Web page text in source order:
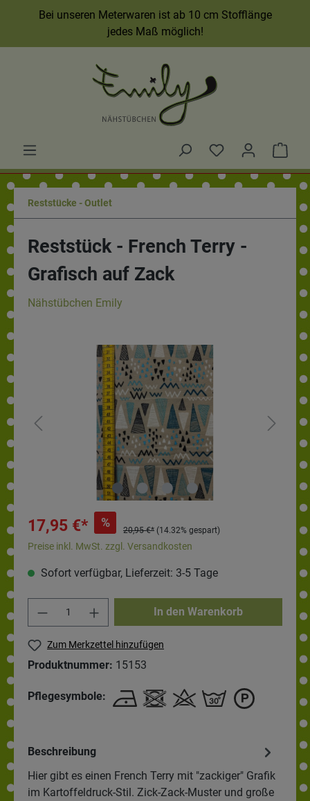
Bei unseren Meterwaren ist ab 10 cm Stofflänge
jedes Maß möglich!
Reststücke - Outlet
Reststück - French Terry -
Grafisch auf Zack
Nähstübchen Emily
17,95 €* %
20,95 €* (14.32% gespart)
Preise inkl. MwSt. zzgl. Versandkosten
Sofort verfügbar, Lieferzeit: 3-5 Tage
In den Warenkorb
Zum Merkzettel hinzufügen
Produktnummer: 15153
Pflegesymbole:
Beschreibung
Hier gibt es einen French Terry mit "zackiger" Grafik
im Kartoffeldruck-Stil. Zick-Zack-Muster und große